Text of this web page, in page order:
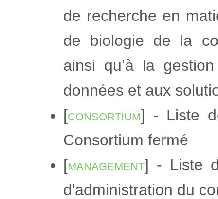
de recherche en
de biologie de la
ainsi qu’à la
données et aux
[consortium] - Liste
Consortium fermé
[management] - Liste
d'administration du